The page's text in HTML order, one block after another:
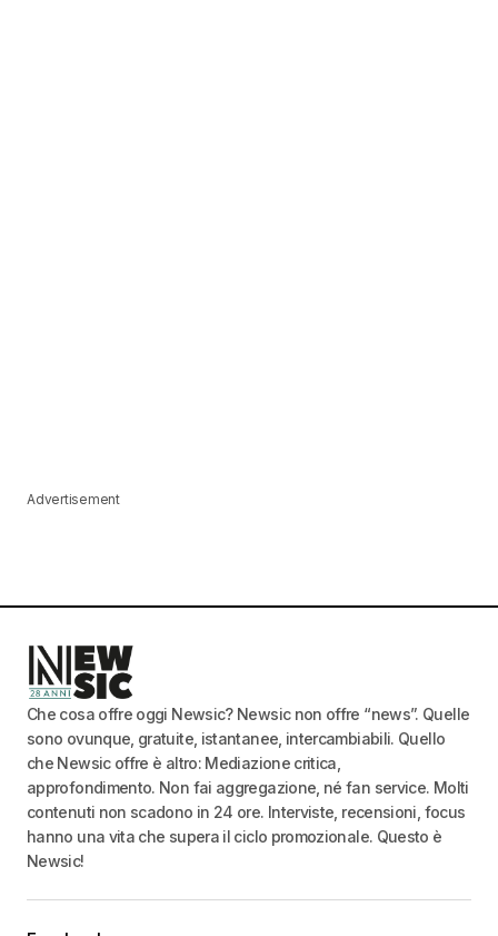
Advertisement
Che cosa offre oggi Newsic? Newsic non offre “news”. Quelle
sono ovunque, gratuite, istantanee, intercambiabili. Quello
che Newsic offre è altro: Mediazione critica,
approfondimento. Non fai aggregazione, né fan service. Molti
contenuti non scadono in 24 ore. Interviste, recensioni, focus
hanno una vita che supera il ciclo promozionale. Questo è
Newsic!